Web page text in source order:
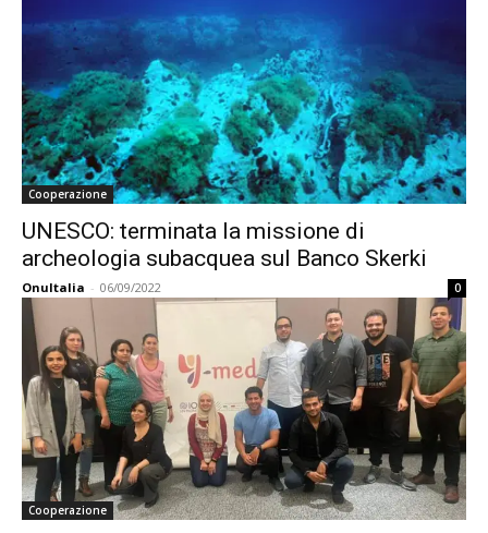
Cooperazione
UNESCO: terminata la missione di
archeologia subacquea sul Banco Skerki
OnuItalia - 06/09/2022 0
Cooperazione